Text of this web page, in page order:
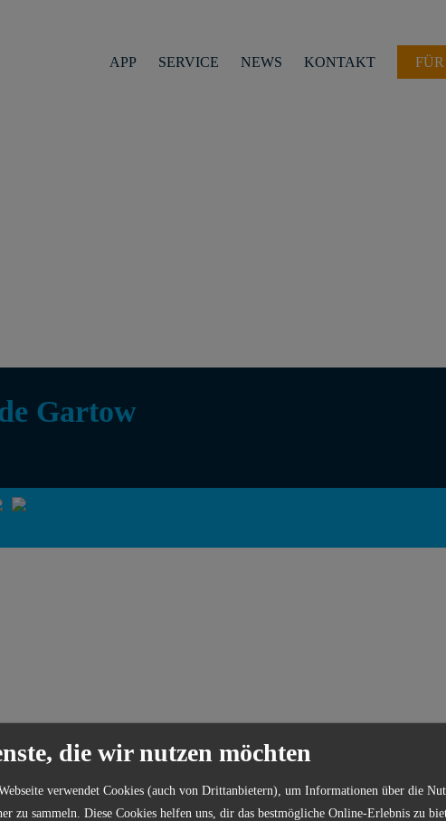
APP SERVICE NEWS KONTAKT
Gartow
Hol dir jetzt die App kostenlos aufs Handy und finde Angelgewässer in
die wir nutzen möchten
verwendet Cookies (auch von Drittanbietern), um Informationen über die
zu sammeln. Diese Cookies helfen uns, dir das bestmögliche Online-Erlebnis zu